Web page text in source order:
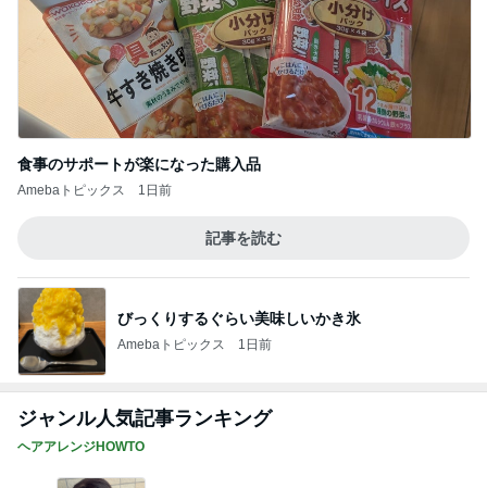
食事のサポートが楽になった購入品
Amebaトピックス 1日前
記事を読む
びっくりするぐらい美味しいかき氷
Amebaトピックス 1日前
ジャンル人気記事ランキング
ヘアアレンジHOWTO